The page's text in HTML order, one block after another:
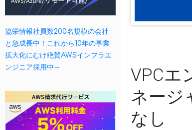
協栄情報社員数200名規模の会社
と急成長中！これから10年の事業
拡大化にむけ絶賛AWSインフラエ
ンジニア採用中～
VPCエ
ネージ
なし